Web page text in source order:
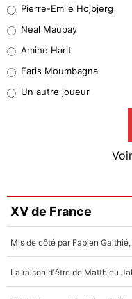
5%
1%
9%
Faris Moumbagna
5%
Un autre joueur
5%
Pierre-Emile Hojbjerg
Neal Maupay
Amine Harit
Faris Moumbagna
Un autre joueur
XV de France